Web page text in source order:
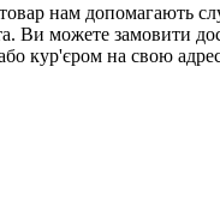
нам допомагають
Ви можете замовити
кур'єром на свою